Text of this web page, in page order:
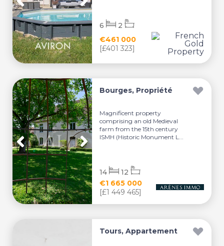
€461 000
[£401 323]
6 2
Bourges, Propriété
Magnificent property
comprising an old Medieval
farm from the 15th century
ISMH (Historic Monument L...
€1 665 000
[£1 449 465]
14 12
Tours, Appartement